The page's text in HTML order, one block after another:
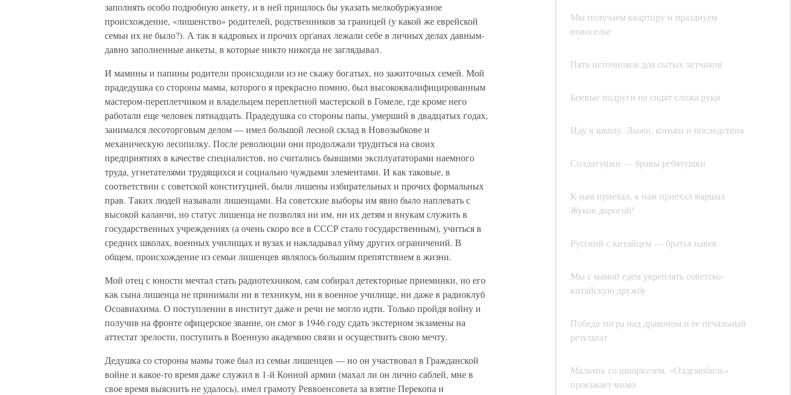
Мы получаем квартиру и празднуем
новоселье
Пять источников для сытых летчиков
Боевые подруги не сидят сложа руки
Иду в школу. Лыжи, коньки и последствия
Солдатушки — бравы ребятушки
К нам приехал, к нам приехал маршал
Жуков дорогой!
Русский с китайцем — братья навек
Мы с мамой едем укреплять советско-
китайскую дружбу
Победа тигра над драконом и ее печальный
результат
Мальчик со шноркелем. «Олдсмобиль»
проезжает мимо
заполнять особо подробную анкету, и в ней пришлось бы указать мелкобуржуазное
происхождение, «лишенство» родителей, родственников за границей (у какой же еврейской
семьи их не было?). А так в кадровых и прочих органах лежали себе в личных делах давным-
давно заполненные анкеты, в которые никто никогда не заглядывал.
И мамины и папины родители происходили из не скажу богатых, но зажиточных семей. Мой
прадедушка со стороны мамы, которого я прекрасно помню, был высококвалифицированным
мастером-переплетчиком и владельцем переплетной мастерской в Гомеле, где кроме него
работали еще человек пятнадцать. Прадедушка со стороны папы, умерший в двадцатых годах,
занимался лесоторговым делом — имел большой лесной склад в Новозыбкове и
механическую лесопилку. После революции они продолжали трудиться на своих
предприятиях в качестве специалистов, но считались бывшими эксплуататорами наемного
труда, угнетателями трудящихся и социально чуждыми элементами. И как таковые, в
соответствии с советской конституцией, были лишены избирательных и прочих формальных
прав. Таких людей называли лишенцами. На советские выборы им явно было наплевать с
высокой каланчи, но статус лишенца не позволял ни им, ни их детям и внукам служить в
государственных учреждениях (а очень скоро все в СССР стало государственным), учиться в
средних школах, военных училищах и вузах и накладывал уйму других ограничений. В
общем, происхождение из семьи лишенцев являлось большим препятствием в жизни.
Мой отец с юности мечтал стать радиотехником, сам собирал детекторные приемники, но его
как сына лишенца не принимали ни в техникум, ни в военное училище, ни даже в радиоклуб
Осоавиахима. О поступлении в институт даже и речи не могло идти. Только пройдя войну и
получив на фронте офицерское звание, он смог в 1946 году сдать экстерном экзамены на
аттестат зрелости, поступить в Военную академию связи и осуществить свою мечту.
Дедушка со стороны мамы тоже был из семьи лишенцев — но он участвовал в Гражданской
войне и какое-то время даже служил в 1-й Конной армии (махал ли он лично саблей, мне в
свое время выяснить не удалось), имел грамоту Реввоенсовета за взятие Перекопа и